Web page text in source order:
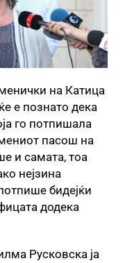
на Катица
е познато дека
го потпишала
пасош на
и самата, тоа
нејзина
бидејќи
додека
Русковска ја